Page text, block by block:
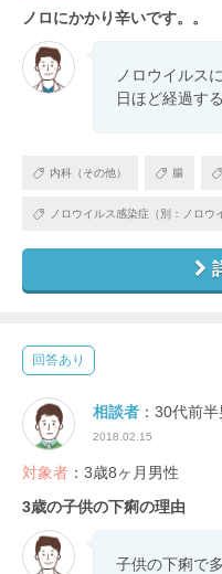
ノロにかかり辛いです。。
ノロウイルス
日ほど経過す
内科（その他） 腸
ノロウイルス感染症（別：ノロウ
回答あり
相談者 ：30代前
2018.02.15
対象者 ：3歳8ヶ月男性
3歳の子供の下痢の理由
子供の下痢で